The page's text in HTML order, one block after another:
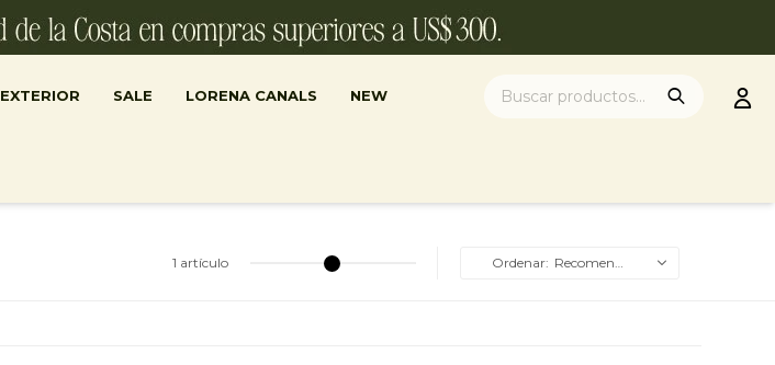
EXTERIOR SALE LORENA CANALS NEW
1 artículo Recomendados